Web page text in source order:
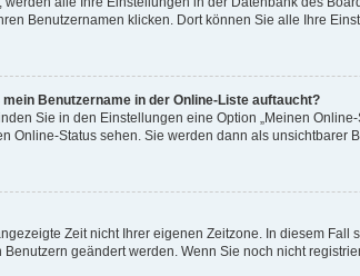
Benutzernamen klicken. Dort können Sie alle Ihre
Benutzername in der Online-Liste auftaucht?
Sie in den Einstellungen eine Option „Meinen
Online-Status sehen. Sie werden dann als unsichtbarer
Zeit nicht Ihrer eigenen Zeitzone. In diesem
geändert werden. Wenn Sie noch nicht